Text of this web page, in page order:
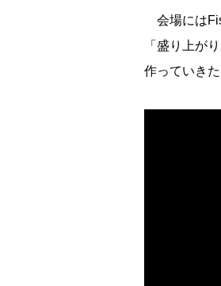
会場には
「盛り上が
作っていき